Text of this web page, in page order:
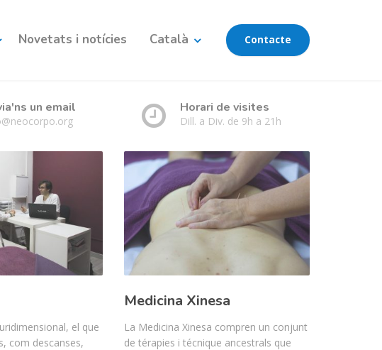
Novetats i notícies Català Contacte
un email Horari de visites
Dill. a Div. de 9h a 21h
el que
com descanses,
Medicina Xinesa
La Medicina Xinesa compren un conjunt
de térapies i técnique ancestrals que